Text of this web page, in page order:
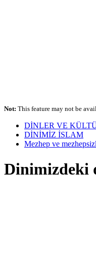
Not: This feature may not be
DİNLER VE
DİNİMİZ İSLAM
Mezhep ve
Dinimizdeki